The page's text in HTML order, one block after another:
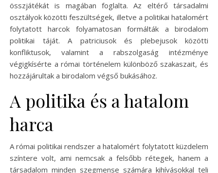
összjátékát is magában foglalta. Az eltérő társadalmi
osztályok közötti feszültségek, illetve a politikai hatalomért
folytatott harcok folyamatosan formálták a birodalom
politikai táját. A patriciusok és plebejusok közötti
konfliktusok, valamint a rabszolgaság intézménye
végigkísérte a római történelem különböző szakaszait, és
hozzájárultak a birodalom végső bukásához.
A politika és a hatalom
harca
A római politikai rendszer a hatalomért folytatott küzdelem
színtere volt, ami nemcsak a felsőbb rétegek, hanem a
társadalom minden szegmense számára kihívásokkal teli